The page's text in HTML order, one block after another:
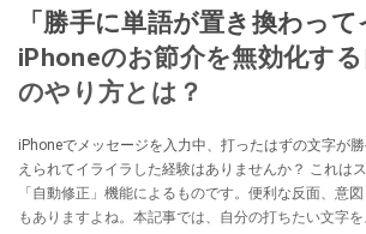
「勝手に単語が置き換わって
iPhoneのお節介を無効化す
のやり方とは？
iPhoneでメッセージを入力中、打ったはずの文字が
えられてイライラした経験はありませんか？ これは
「自動修正」機能によるものです。便利な反面、意
もありますよね。本記事では、自分の打ちたい文字